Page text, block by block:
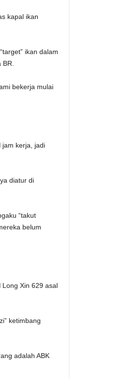
kapal ikan
ikan dalam
bekerja mulai
jam kerja, jadi
diatur di
“takut
belum
Xin 629 asal
ketimbang
adalah ABK